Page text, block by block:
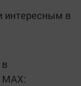
в
MАХ: